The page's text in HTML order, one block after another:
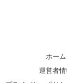
ホーム
運営者